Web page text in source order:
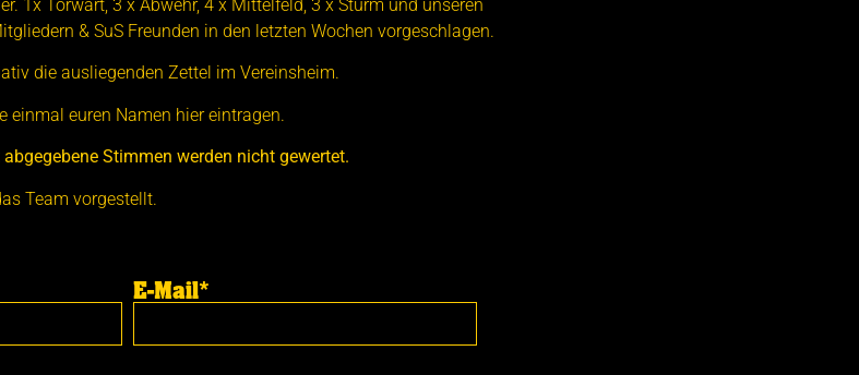
1x Torwart, 3 x Abwehr, 4 x Mittelfeld, 3 x Sturm und unseren
& SuS Freunden in den letzten Wochen vorgeschlagen.
die ausliegenden Zettel im Vereinsheim.
einmal euren Namen hier eintragen.
Stimmen werden nicht gewertet.
Team vorgestellt.
E-Mail*